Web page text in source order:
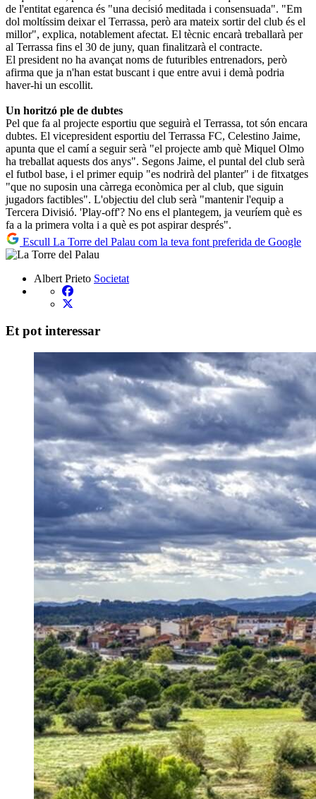
de l'entitat egarenca és "una decisió meditada i consensuada". "Em
dol moltíssim deixar el Terrassa, però ara mateix sortir del club és el
millor", explica, notablement afectat. El tècnic encarà treballarà per
al Terrassa fins el 30 de juny, quan finalitzarà el contracte.
El president no ha avançat noms de futuribles entrenadors, però
afirma que ja n'han estat buscant i que entre avui i demà podria
haver-hi un escollit.
Un horitzó ple de dubtes
Pel que fa al projecte esportiu que seguirà el Terrassa, tot són encara
dubtes. El vicepresident esportiu del Terrassa FC, Celestino Jaime,
apunta que el camí a seguir serà "el projecte amb què Miquel Olmo
ha treballat aquests dos anys". Segons Jaime, el puntal del club serà
el futbol base, i el primer equip "es nodrirà del planter" i de fitxatges
"que no suposin una càrrega econòmica per al club, que siguin
jugadors factibles". L'objectiu del club serà "mantenir l'equip a
Tercera Divisió. 'Play-off'? No ens el plantegem, ja veuríem què es
fa a la primera volta i a què es pot aspirar després".
Escull La Torre del Palau com la teva font preferida de Google
Albert Prieto Societat
Et pot interessar